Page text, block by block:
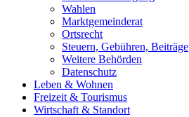
Wahlen
Marktgemeinderat
Ortsrecht
Steuern, Gebühren, Beiträge
Weitere Behörden
Datenschutz
Leben & Wohnen
Freizeit & Tourismus
Wirtschaft & Standort